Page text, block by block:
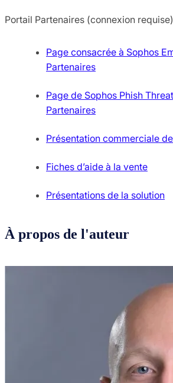
Portail Partenaires (connexion
Page consacrée à Sophos
Partenaires
Page de Sophos Phish
Partenaires
Présentation commerciale
Fiches d’aide à la vente
Présentations de la solution
À propos de l'auteur